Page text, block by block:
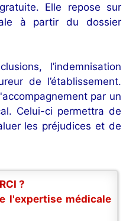
Elle repose sur
à partir du dossier
l’indemnisation
de l’établissement.
par un
Celui-ci permettra de
les préjudices et de
?
l'expertise médicale